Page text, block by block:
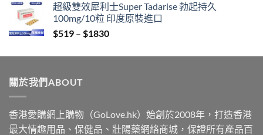
$359
through
$2229
超級雙效犀利士Super Tadarise 勃起持久
100mg/10粒 印度原裝進口
$519 – $1830Price
$519
關於我們ABOUT
香港愛購網上購物（GoLove.hk）始創於2008年，打造香港
最大情趣用品、保健品、壯陽藥網絡商城，保證所有產品百